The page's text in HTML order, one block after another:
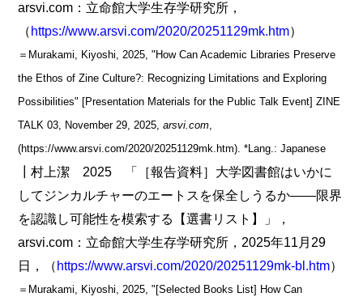
arsvi.com：立命館大学生存学研究所，
（ https://www.arsvi.com/2020/20251129mk.htm）
＝Murakami, Kiyoshi, 2025, "How Can Academic Libraries Preserve
the Ethos of Zine Culture?: Recognizing Limitations and Exploring
Possibilities" [Presentation Materials for the Public Talk Event] ZINE
TALK 03, November 29, 2025,arsvi.com,
(https://www.arsvi.com/2020/20251129mk.htm). *Lang.: Japanese
┃村上潔 2025 「［報告資料］大学図書館はいかに
してジンカルチャーのエートスを保全しうるか――限界
を認識し可能性を模索する【選書リスト】」，
arsvi.com：立命館大学生存学研究所，2025年11月29
日，（ https://www.arsvi.com/2020/20251129mk-bl.htm）
＝Murakami, Kiyoshi, 2025, "[Selected Books List] How Can